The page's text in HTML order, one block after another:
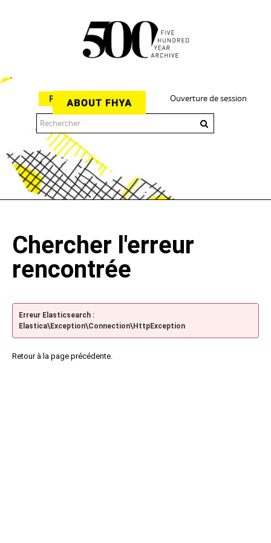
Ouverture de session
Parcourir
Chercher l'erreur
rencontrée
Erreur Elasticsearch :
Elastica\Exception\Connection\HttpException
Retour à la page précédente.